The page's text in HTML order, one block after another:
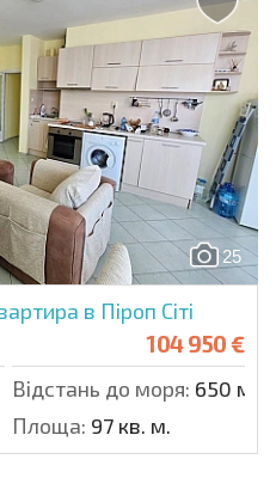
25
в Піроп Сіті
104 950 €
Відстань до моря: 650 м.
Площа: 97 кв. м.